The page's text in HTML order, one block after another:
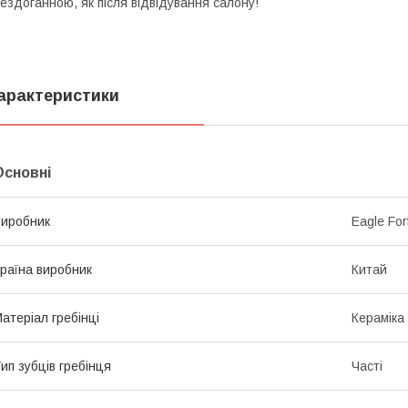
Eagle
виробник Китай
гребінці Кераміка
зубців гребінця Часті